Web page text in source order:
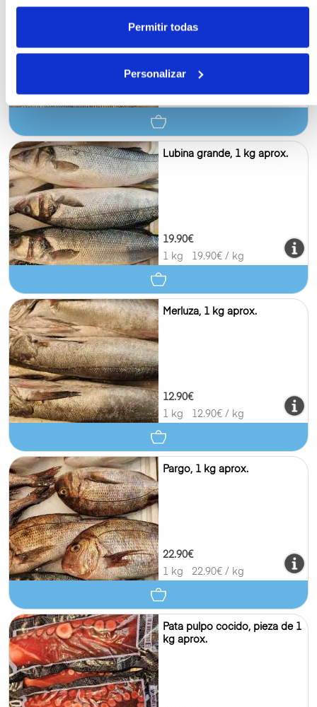
Permitir todas
Personalizar
Lubina grande, 1 kg aprox.
19.90€
1 kg
19.90€ / kg
Merluza, 1 kg aprox.
12.90€
1 kg
12.90€ / kg
Pargo, 1 kg aprox.
22.90€
1 kg
22.90€ / kg
Pata pulpo cocido, pieza de 1
kg aprox.